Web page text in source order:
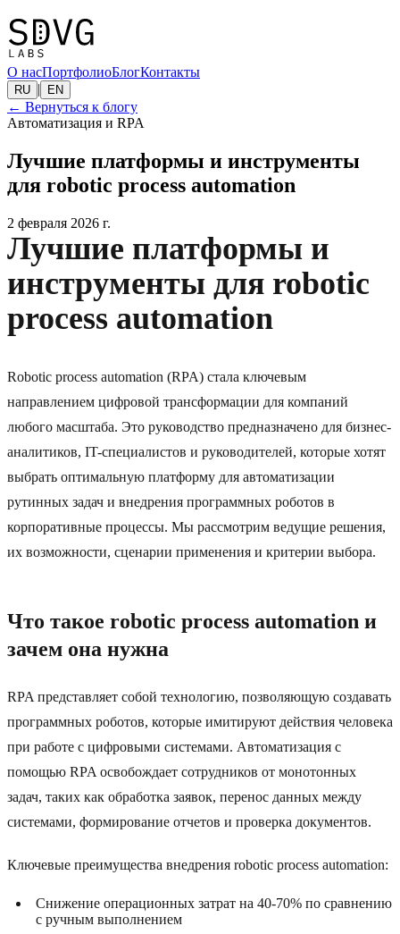
О насПортфолиоБлогКонтакты
RU | EN
← Вернуться к блогу
Автоматизация и RPA
Лучшие платформы и инструменты
для robotic process automation
2 февраля 2026 г.
Лучшие платформы и
инструменты для robotic
process automation
Robotic process automation (RPA) стала ключевым
направлением цифровой трансформации для компаний
любого масштаба. Это руководство предназначено для бизнес-
аналитиков, IT-специалистов и руководителей, которые хотят
выбрать оптимальную платформу для автоматизации
рутинных задач и внедрения программных роботов в
корпоративные процессы. Мы рассмотрим ведущие решения,
их возможности, сценарии применения и критерии выбора.
Что такое robotic process automation и
зачем она нужна
RPA представляет собой технологию, позволяющую создавать
программных роботов, которые имитируют действия человека
при работе с цифровыми системами. Автоматизация с
помощью RPA освобождает сотрудников от монотонных
задач, таких как обработка заявок, перенос данных между
системами, формирование отчетов и проверка документов.
Ключевые преимущества внедрения robotic process automation:
Снижение операционных затрат на 40-70% по сравнению
с ручным выполнением